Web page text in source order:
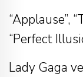
“Applause”,
“Perfect
Lady Gaga